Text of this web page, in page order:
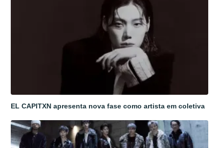
EL CAPITXN apresenta nova fase como artista em coletiva